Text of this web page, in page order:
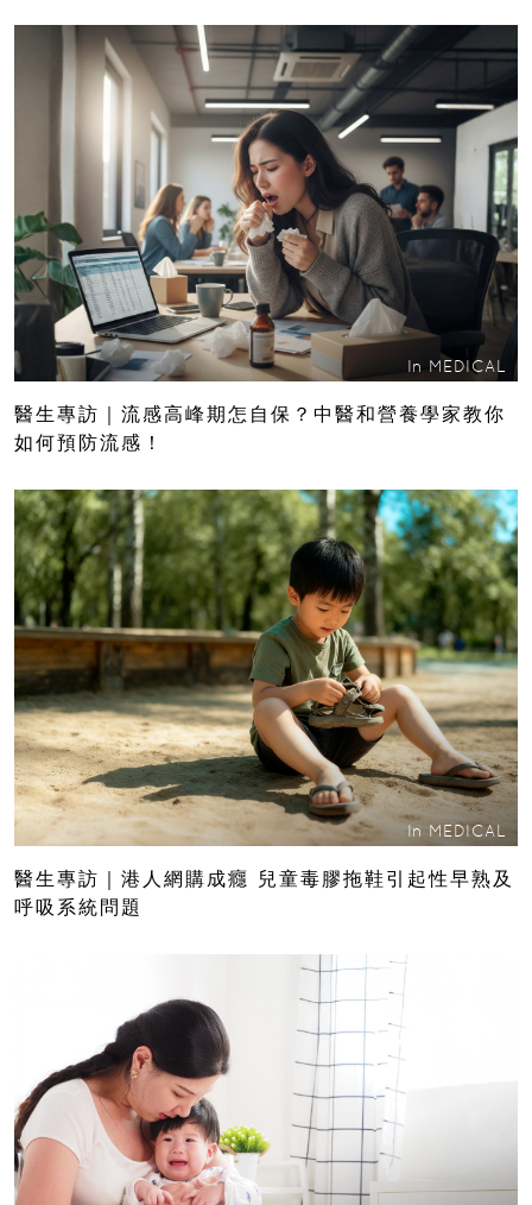
In MEDICAL
醫生專訪｜流感高峰期怎自保？中醫和營養學家教你
如何預防流感！
In MEDICAL
醫生專訪｜港人網購成癮 兒童毒膠拖鞋引起性早熟及
呼吸系統問題